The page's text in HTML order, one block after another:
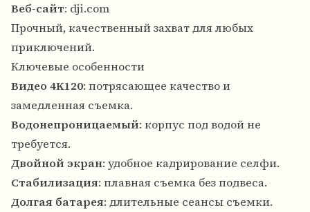
Веб-сайт: dji.com
Прочный, качественный захват для любых
приключений.
Ключевые особенности
Видео 4K120: потрясающее качество и
замедленная съемка.
Водонепроницаемый: корпус под водой не
требуется.
Двойной экран: удобное кадрирование селфи.
Стабилизация: плавная съемка без подвеса.
Долгая батарея: длительные сеансы съемки.